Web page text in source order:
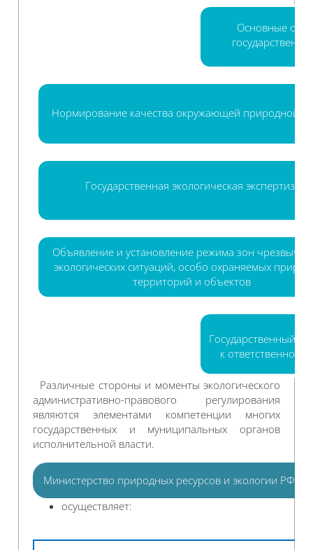
Нормирование качества окружающей природной
Основные
Государственная экологическая экспертиза
Объявление и установление режима зон
экологических ситуаций, особо охраняемых
территорий и объектов
Государственный
к
Различные стороны и моменты экологического
административно-правового регулирования
являются элементами компетенции многих
государственных и муниципальных органов
исполнительной власти.
Министерство природных ресурсов и экологии РФ
осуществляет: